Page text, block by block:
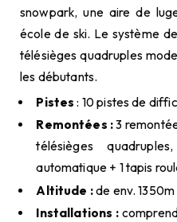
snowpark, une aire de
école de ski. Le système
télésièges quadruples
les débutants.
Pistes : 10 pistes de
Remontées :3
télésièges
automatique + 1 tapis
Altitude :de env.
Installations :